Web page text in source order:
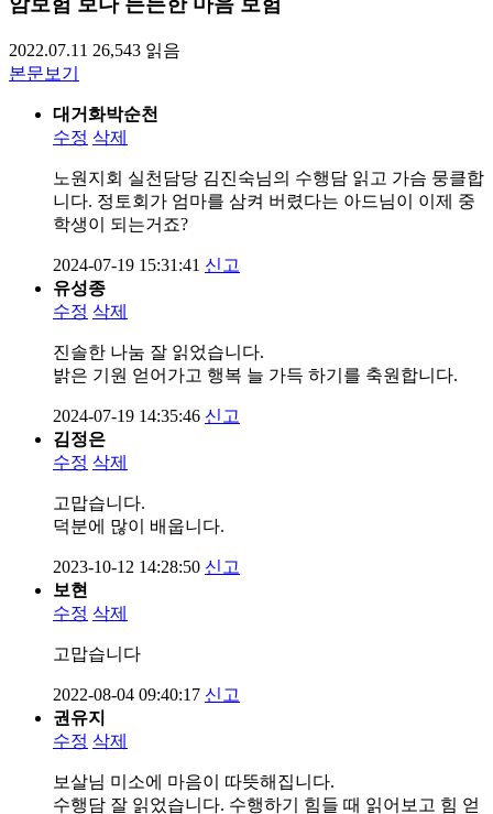
2022.07.11 26,543 읽음
본문보기
대거화박순천
수정 삭제
노원지회 실천담당 김진숙님의 수행담 읽고 가슴 뭉클합
니다. 정토회가 엄마를 삼켜 버렸다는 아드님이 이제 중
학생이 되는거죠?
2024-07-19 15:31:41 신고
유성종
수정 삭제
진솔한 나눔 잘 읽었습니다.
밝은 기원 얻어가고 행복 늘 가득 하기를 축원합니다.
2024-07-19 14:35:46 신고
김정은
수정 삭제
고맙습니다.
덕분에 많이 배웁니다.
2023-10-12 14:28:50 신고
보현
수정 삭제
고맙습니다
2022-08-04 09:40:17 신고
권유지
수정 삭제
보살님 미소에 마음이 따뜻해집니다.
수행담 잘 읽었습니다. 수행하기 힘들 때 읽어보고 힘 얻